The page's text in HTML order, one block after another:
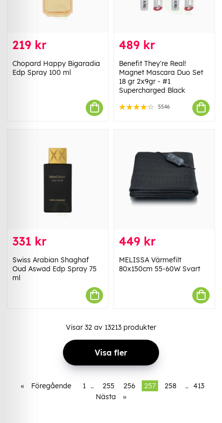
219 kr
Chopard Happy Bigaradia
Edp Spray 100 ml
489 kr
Benefit They're Real!
Magnet Mascara Duo Set
18 gr 2x9gr - #1
Supercharged Black
5546
331 kr
Swiss Arabian Shaghaf
Oud Aswad Edp Spray 75
ml
449 kr
MELISSA Värmefilt
80x150cm 55-60W Svart
Visar 32 av 13213 produkter
Visa fler
« Föregående 1 .. 255 256 257 258 .. 413
Nästa
»